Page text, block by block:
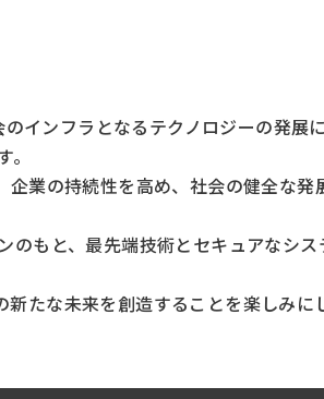
ンフラとなるテクノロジーの発展
企業の持続性を高め、社会の健全な
もと、最先端技術とセキュアなシ
たな未来を創造することを楽しみに